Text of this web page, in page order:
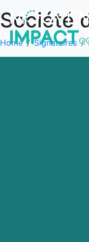
Société
Home Signataires